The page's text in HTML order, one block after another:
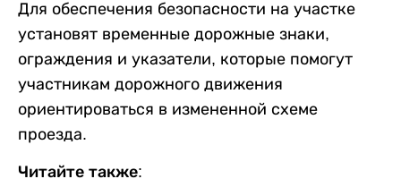
Для обеспечения безопасности на участке
установят временные дорожные знаки,
ограждения и указатели, которые помогут
участникам дорожного движения
ориентироваться в измененной схеме
проезда.
Читайте также: